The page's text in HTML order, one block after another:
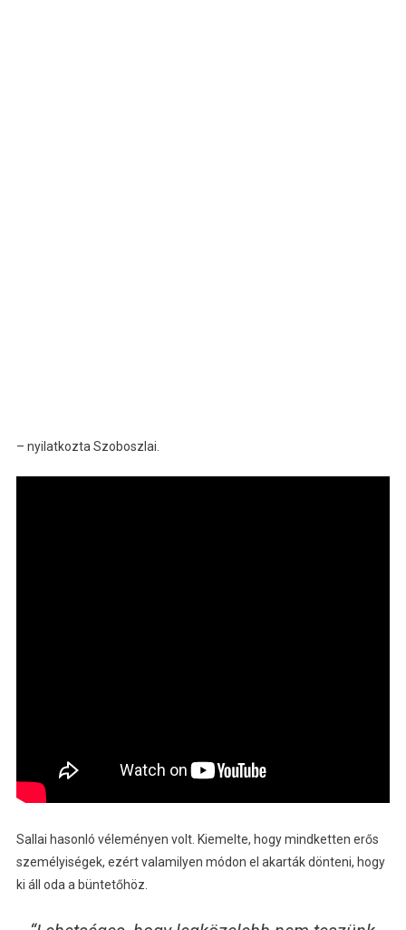
– nyilatkozta Szoboszlai.
Sallai hasonló véleményen volt. Kiemelte, hogy mindketten erős
személyiségek, ezért valamilyen módon el akarták dönteni, hogy
ki áll oda a büntetőhöz.